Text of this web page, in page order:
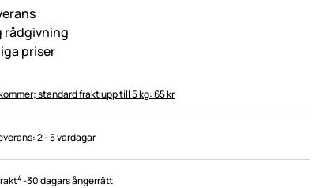
rådgivning
priser
standard frakt upp till 5 kg: 65 kr
2 - 5 vardagar
4-30 dagars ångerrätt